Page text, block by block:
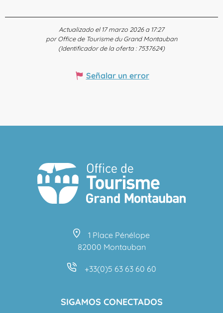
Actualizado el 17 marzo 2026 a 17:27
por Office de Tourisme du Grand Montauban
(Identificador de la oferta : 7537624)
Señalar un error
1 Place Pénélope
82000 Montauban
+33(0)5 63 63 60 60
SIGAMOS CONECTADOS